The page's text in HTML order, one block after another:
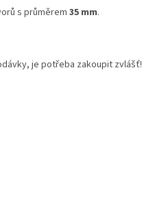
s průměrem 35 mm.
je potřeba zakoupit zvlášť!